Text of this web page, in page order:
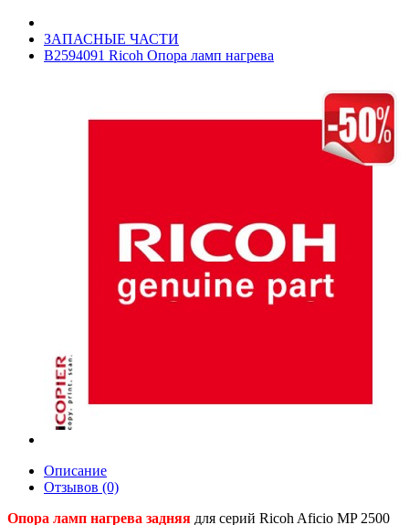
ЗАПАСНЫЕ ЧАСТИ
B2594091 Ricoh Опора ламп нагрева
Описание
Отзывов (0)
Опора ламп нагрева задняя для серий Ricoh Aficio MP 2500